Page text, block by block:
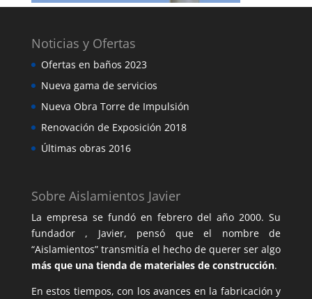
Noticias y Ofertas
Ofertas en baños 2023
Nueva gama de servicios
Nueva Obra Torre de Impulsión
Renovación de Exposición 2018
Últimas obras 2016
Sobre Aislamientos Javier
La empresa se fundó en febrero del año 2000. Su
fundador , Javier, pensó que el nombre de
“Aislamientos” transmitía el hecho de querer ser algo
más que una tienda de materiales de construcción.
En estos tiempos, con los avances en la fabricación y